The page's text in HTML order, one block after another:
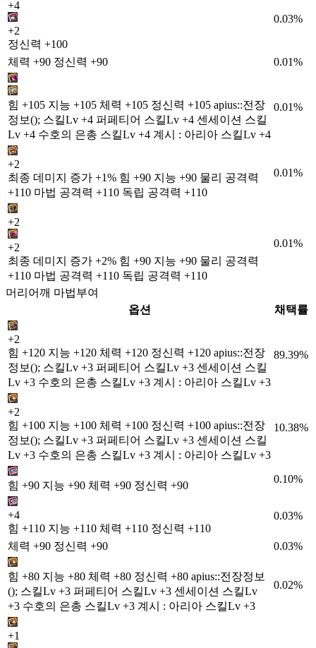
+4
+2
정신력 +100
0.03%
체력 +90 정신력 +90 0.01%
힘 +105 지능 +105 체력 +105 정신력 +105 apius::전장
정보(); 스킬Lv +4 퍼페티어 스킬Lv +4 센세이션 스킬
Lv +4 수호의 은총 스킬Lv +4 계시 : 아리아 스킬Lv +4
0.01%
+2
최종 데미지 증가 +1% 힘 +90 지능 +90 물리 공격력
+110 마법 공격력 +110 독립 공격력 +110
0.01%
+2
+2
최종 데미지 증가 +2% 힘 +90 지능 +90 물리 공격력
+110 마법 공격력 +110 독립 공격력 +110
0.01%
머리어깨 마법부여
옵션
채택률
+2
힘 +120 지능 +120 체력 +120 정신력 +120 apius::전장
정보(); 스킬Lv +3 퍼페티어 스킬Lv +3 센세이션 스킬
Lv +3 수호의 은총 스킬Lv +3 계시 : 아리아 스킬Lv +3
89.39%
+2
힘 +100 지능 +100 체력 +100 정신력 +100 apius::전장
정보(); 스킬Lv +3 퍼페티어 스킬Lv +3 센세이션 스킬
Lv +3 수호의 은총 스킬Lv +3 계시 : 아리아 스킬Lv +3
10.38%
힘 +90 지능 +90 체력 +90 정신력 +90
0.10%
+4
힘 +110 지능 +110 체력 +110 정신력 +110
0.03%
체력 +90 정신력 +90 0.03%
힘 +80 지능 +80 체력 +80 정신력 +80 apius::전장정보
(); 스킬Lv +3 퍼페티어 스킬Lv +3 센세이션 스킬Lv
+3 수호의 은총 스킬Lv +3 계시 : 아리아 스킬Lv +3
0.02%
+1